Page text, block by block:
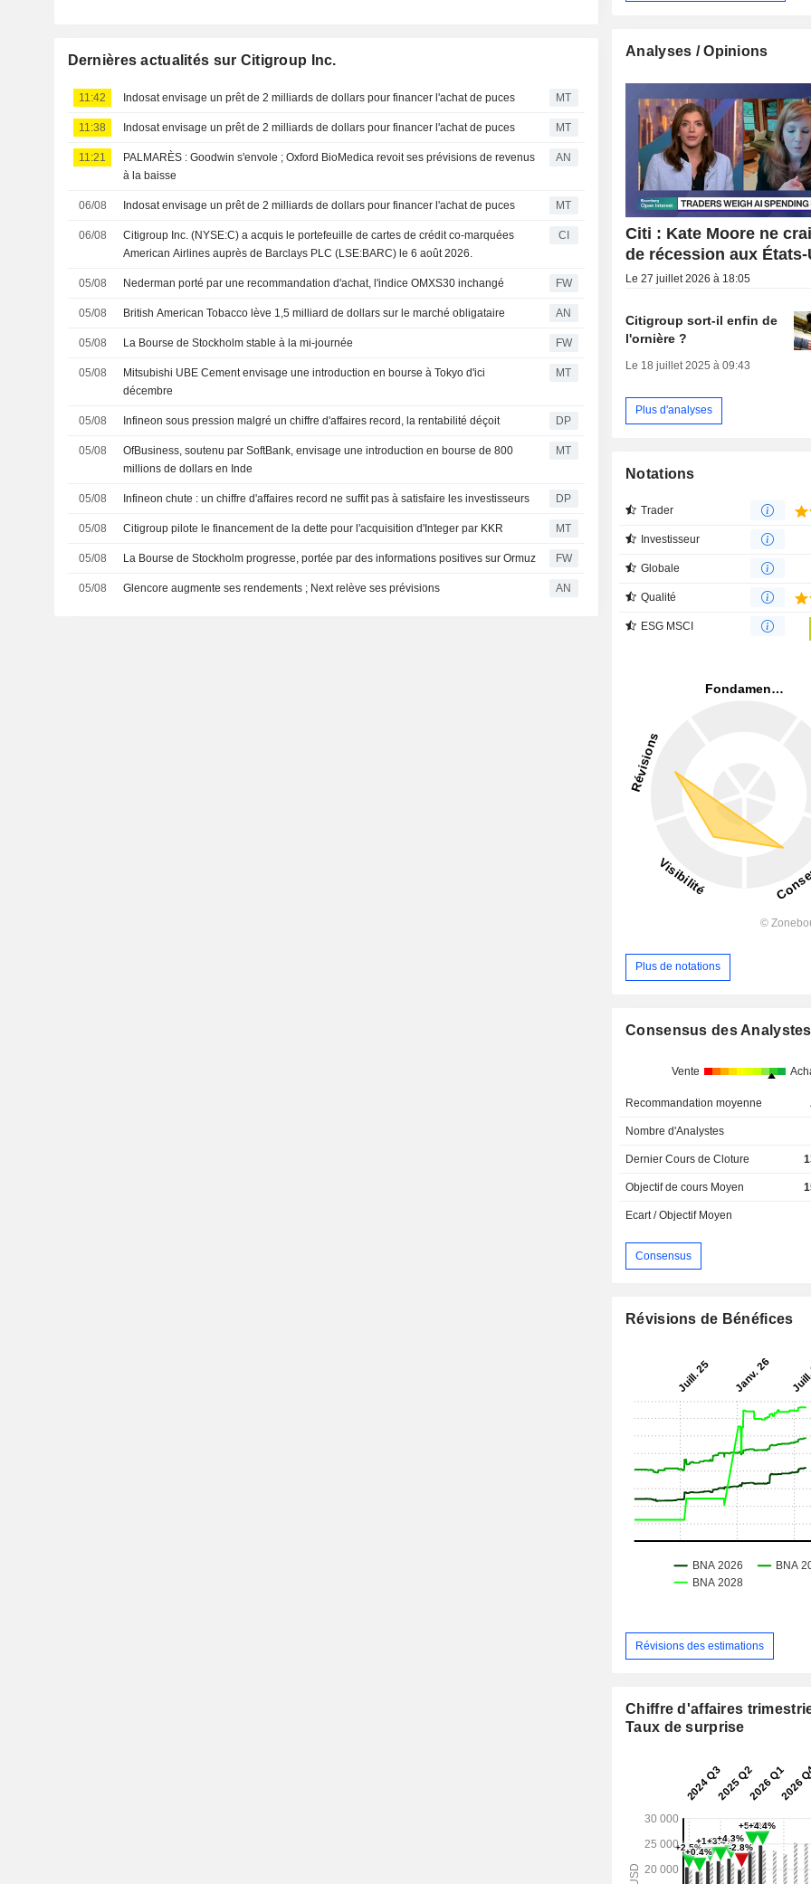
Dernières actualités sur Citigroup Inc.
11:42 Indosat envisage un prêt de 2 milliards de dollars pour financer l'achat de puces MT
11:38 Indosat envisage un prêt de 2 milliards de dollars pour financer l'achat de puces MT
11:21
PALMARÈS : Goodwin s'envole ; Oxford BioMedica revoit ses prévisions de revenus
à la baisse
AN
06/08 Indosat envisage un prêt de 2 milliards de dollars pour financer l'achat de puces MT
06/08
Citigroup Inc. (NYSE:C) a acquis le portefeuille de cartes de crédit co-marquées
American Airlines auprès de Barclays PLC (LSE:BARC) le 6 août 2026.
CI
05/08 Nederman porté par une recommandation d'achat, l'indice OMXS30 inchangé FW
05/08 British American Tobacco lève 1,5 milliard de dollars sur le marché obligataire AN
05/08 La Bourse de Stockholm stable à la mi-journée FW
05/08
Mitsubishi UBE Cement envisage une introduction en bourse à Tokyo d'ici
décembre
MT
05/08 Infineon sous pression malgré un chiffre d'affaires record, la rentabilité déçoit DP
05/08
OfBusiness, soutenu par SoftBank, envisage une introduction en bourse de 800
millions de dollars en Inde
MT
05/08 Infineon chute : un chiffre d'affaires record ne suffit pas à satisfaire les investisseurs DP
05/08 Citigroup pilote le financement de la dette pour l'acquisition d'Integer par KKR MT
05/08 La Bourse de Stockholm progresse, portée par des informations positives sur Ormuz FW
05/08 Glencore augmente ses rendements ; Next relève ses prévisions AN
Analyses / Opinions
Citi : Kate Moore ne
de récession aux
Le 27 juillet 2026 à 18:05
Citigroup sort-il enfin de
l'ornière ?
Le 18 juillet 2025 à 09:43
Plus d'analyses
Notations
Trader
Investisseur
Globale
Qualité
ESG MSCI
Plus de notations
Consensus des Analystes
Vente
Recommandation moyenne
Nombre d'Analystes
Dernier Cours de Cloture
Objectif de cours Moyen
Ecart / Objectif Moyen
Consensus
Révisions de Bénéfices
Révisions des estimations
Chiffre d'affaires
Taux de surprise